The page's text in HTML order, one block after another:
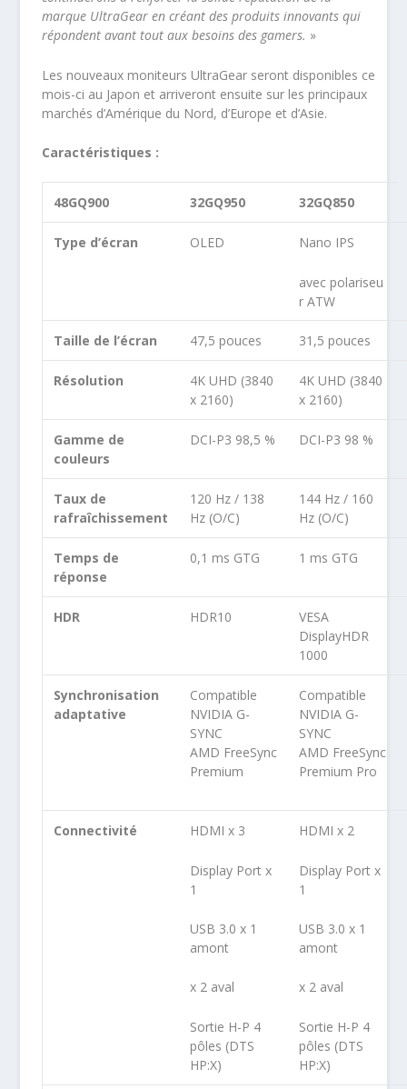
marque UltraGear en créant des produits innovants qui
répondent avant tout aux besoins des gamers. »
Les nouveaux moniteurs UltraGear seront disponibles ce
mois-ci au Japon et arriveront ensuite sur les principaux
marchés d’Amérique du Nord, d’Europe et d’Asie.
Caractéristiques :
48GQ900 32GQ950 32GQ850
Type d’écran OLED Nano IPS
avec polariseu
r ATW
Taille de l’écran 47,5 pouces 31,5 pouces
Résolution
4K UHD (3840
x 2160)
4K UHD (3840
x 2160)
Gamme de
couleurs
DCI-P3 98,5 % DCI-P3 98 %
Taux de
rafraîchissement
120 Hz / 138
Hz (O/C)
144 Hz / 160
Hz (O/C)
Temps de
réponse
0,1 ms GTG 1 ms GTG
HDR HDR10
VESA
DisplayHDR
1000
Synchronisation
adaptative
Compatible
NVIDIA G-
SYNC
AMD FreeSync
Premium
Compatible
NVIDIA G-
SYNC
AMD FreeSync
Premium Pro
Connectivité HDMI x 3
Display Port x
1
USB 3.0 x 1
amont
x 2 aval
Sortie H-P 4
pôles (DTS
HP:X)
HDMI x 2
Display Port x
1
USB 3.0 x 1
amont
x 2 aval
Sortie H-P 4
pôles (DTS
HP:X)